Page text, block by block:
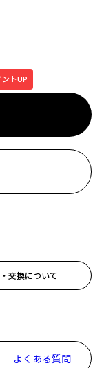
トUP
交換について
よくある質問